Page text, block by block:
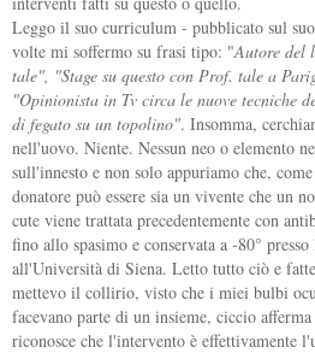
Leggo il suo curriculum - pubblicato sul
volte mi soffermo su frasi tipo: "Autore del
tale", "Stage su questo con Prof. tale a
"Opinionista in Tv circa le nuove tecniche
di fegato su un topolino". Insomma,
nell'uovo. Niente. Nessun neo o elemento
sull'innesto e non solo appuriamo che,
donatore può essere sia un vivente che un
cute viene trattata precedentemente con
fino allo spasimo e conservata a -80°
all'Università di Siena. Letto tutto ciò e
mettevo il collirio, visto che i miei bulbi
facevano parte di un insieme, ciccio
riconosce che l'intervento è effettivamente